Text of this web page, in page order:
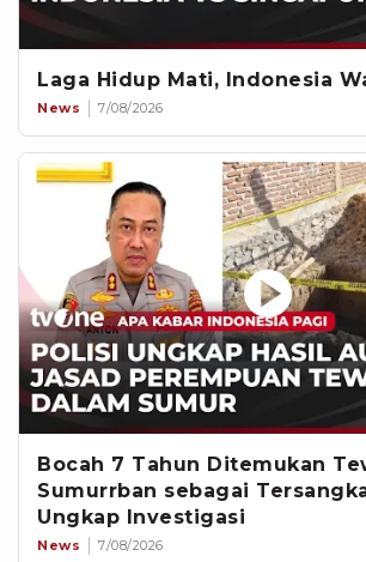
Laga Hidup Mati, Indonesia
News 7/08/2026
Bocah 7 Tahun Ditemukan
Sumurrban sebagai
Ungkap Investigasi
News 7/08/2026